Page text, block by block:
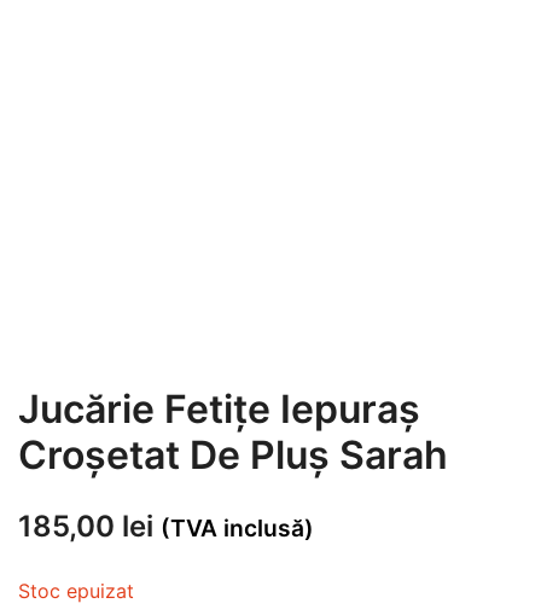
Jucărie Fetițe Iepuraș
Croșetat De Pluș Sarah
185,00 lei (TVA inclusă)
Stoc epuizat